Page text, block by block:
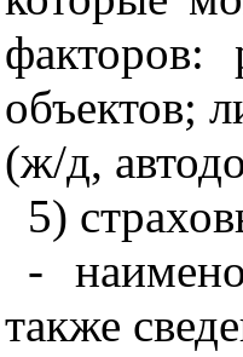
факторов:
объектов;
(ж/д,
5)
-
также